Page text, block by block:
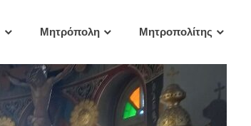
Μητρόπολη Μητροπολίτης